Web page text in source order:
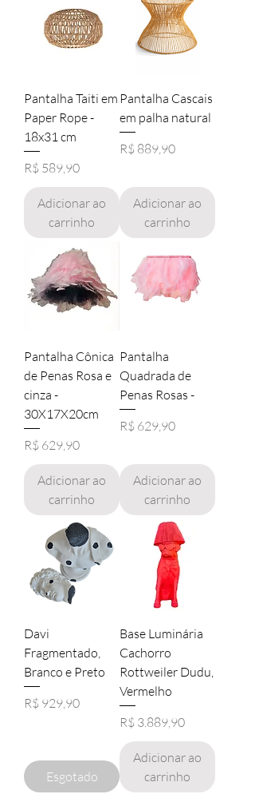
Pantalha Taiti em
Paper Rope -
18x31 cm
Preço
R$ 589,90
Adicionar ao
carrinho
Pantalha Cascais
em palha natural
Preço
R$ 889,90
Adicionar ao
carrinho
Pantalha Cônica
de Penas Rosa e
cinza -
30X17X20cm
Preço
R$ 629,90
Adicionar ao
carrinho
Pantalha
Quadrada de
Penas Rosas -
Preço
R$ 629,90
Adicionar ao
carrinho
Davi
Fragmentado,
Branco e Preto
Preço
R$ 929,90
Esgotado
Base Luminária
Cachorro
Rottweiler Dudu,
Vermelho
Preço
R$ 3.889,90
Adicionar ao
carrinho